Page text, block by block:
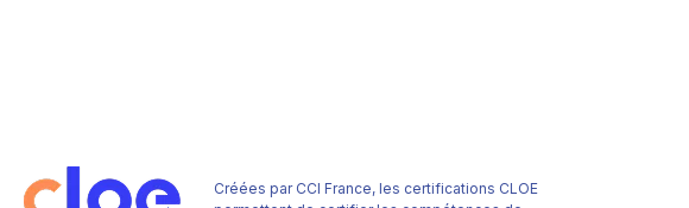
Créées par CCI France, les certifications CLOE